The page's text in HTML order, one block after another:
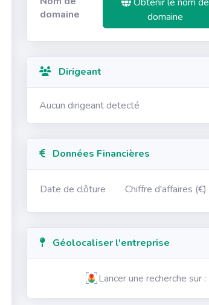
domaine
domaine
Dirigeant
Aucun dirigeant detecté
Données Financières
Date de clôture Chiffre d'affaires (€)
Géolocaliser l'entreprise
Lancer une recherche sur :